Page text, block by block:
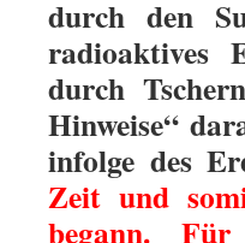
durch den
radioaktives
durch
Hinweise“
infolge des
Zeit und
begann.